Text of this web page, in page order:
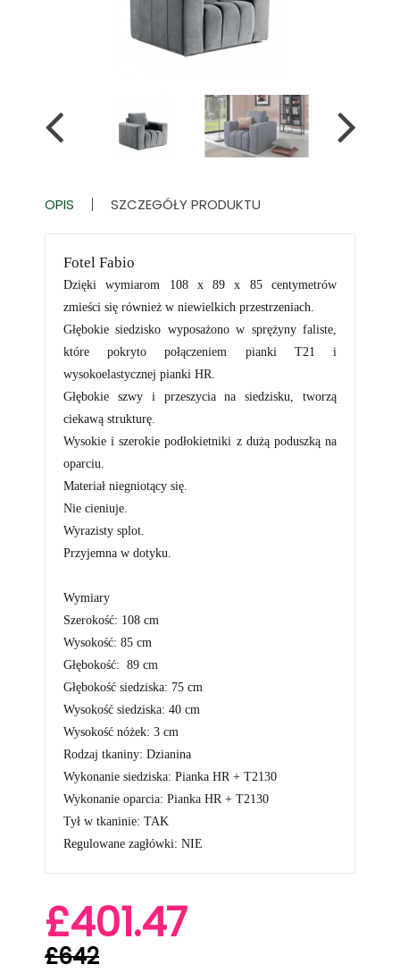
OPIS SZCZEGÓŁY PRODUKTU
Fotel Fabio
Dzięki wymiarom 108 x 89 x 85 centymetrów
zmieści się również w niewielkich przestrzeniach.
Głębokie siedzisko wyposażono w sprężyny faliste,
które pokryto połączeniem pianki T21 i
wysokoelastycznej pianki HR.
Głębokie szwy i przeszycia na siedzisku, tworzą
ciekawą strukturę.
Wysokie i szerokie podłokietniki z dużą poduszką na
oparciu.
Materiał niegniotący się.
Nie cieniuje.
Wyrazisty splot.
Przyjemna w dotyku.
Wymiary
Szerokość: 108 cm
Wysokość: 85 cm
Głębokość: 89 cm
Głębokość siedziska: 75 cm
Wysokość siedziska: 40 cm
Wysokość nóżek: 3 cm
Rodzaj tkaniny: Dzianina
Wykonanie siedziska: Pianka HR + T2130
Wykonanie oparcia: Pianka HR + T2130
Tył w tkaninie: TAK
Regulowane zagłówki: NIE
£401.47
£642